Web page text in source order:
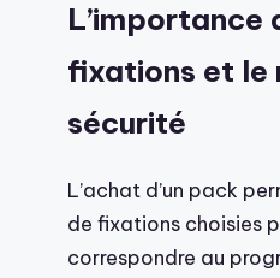
L’importance
fixations et le
sécurité
L’achat d’un pack
de fixations choisies
correspondre au